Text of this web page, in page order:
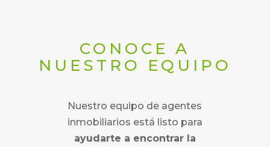
CONOCE A
NUESTRO EQUIPO
Nuestro equipo de agentes
inmobiliarios está listo para
ayudarte a encontrar la